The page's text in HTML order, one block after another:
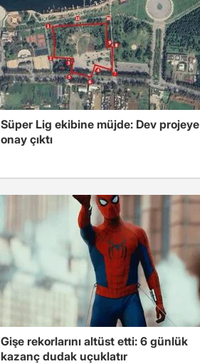
Süper Lig ekibine müjde: Dev projeye
onay çıktı
Gişe rekorlarını altüst etti: 6 günlük
kazanç dudak uçuklatır